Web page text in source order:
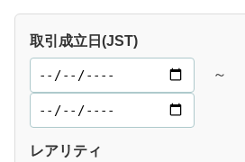
取引成立日(JST)
～
レアリティ